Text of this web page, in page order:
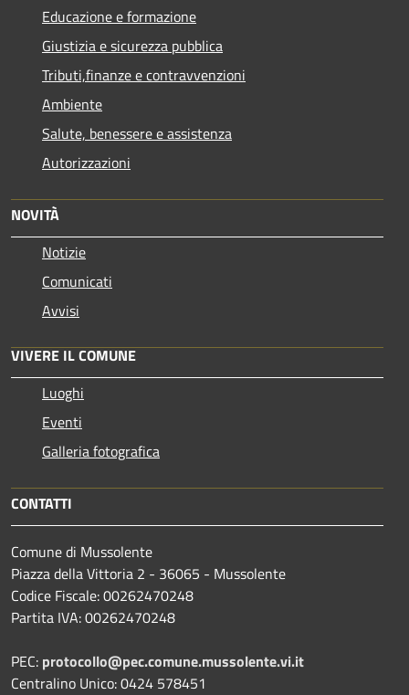
Educazione e formazione
Giustizia e sicurezza pubblica
Tributi,finanze e contravvenzioni
Ambiente
Salute, benessere e assistenza
Autorizzazioni
NOVITÀ
Notizie
Comunicati
Avvisi
VIVERE IL COMUNE
Luoghi
Eventi
Galleria fotografica
CONTATTI
Comune di Mussolente
Piazza della Vittoria 2 - 36065 - Mussolente
Codice Fiscale: 00262470248
Partita IVA: 00262470248
PEC: protocollo@pec.comune.mussolente.vi.it
Centralino Unico: 0424 578451